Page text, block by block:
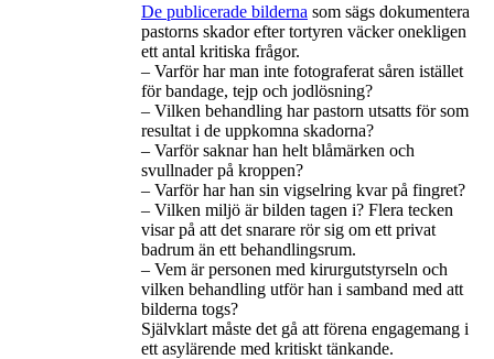
De publicerade bilderna som sägs dokumentera
pastorns skador efter tortyren väcker onekligen
ett antal kritiska frågor.
– Varför har man inte fotograferat såren istället
för bandage, tejp och jodlösning?
– Vilken behandling har pastorn utsatts för som
resultat i de uppkomna skadorna?
– Varför saknar han helt blåmärken och
svullnader på kroppen?
– Varför har han sin vigselring kvar på fingret?
– Vilken miljö är bilden tagen i? Flera tecken
visar på att det snarare rör sig om ett privat
badrum än ett behandlingsrum.
– Vem är personen med kirurgutstyrseln och
vilken behandling utför han i samband med att
bilderna togs?
Självklart måste det gå att förena engagemang i
ett asylärende med kritiskt tänkande.